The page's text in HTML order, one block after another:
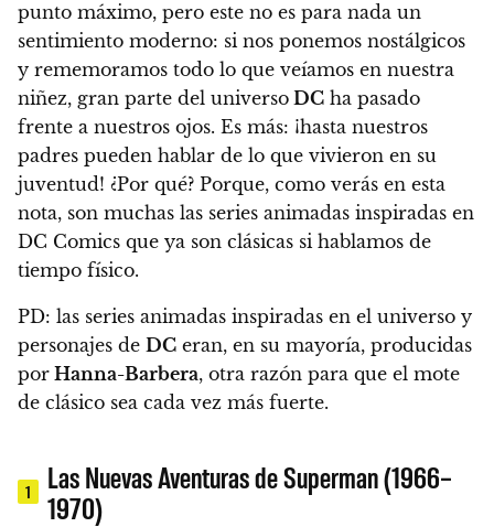
punto máximo, pero este no es para nada un
sentimiento moderno: si nos ponemos nostálgicos
y rememoramos todo lo que veíamos en nuestra
niñez, gran parte del universo DC ha pasado
frente a nuestros ojos. Es más: ¡hasta nuestros
padres pueden hablar de lo que vivieron en su
juventud! ¿Por qué? Porque, como verás en esta
nota, son muchas las series animadas inspiradas en
DC Comics que ya son clásicas si hablamos de
tiempo físico.
PD: las series animadas inspiradas en el universo y
personajes de DC eran, en su mayoría, producidas
por Hanna-Barbera, otra razón para que el mote
de clásico sea cada vez más fuerte.
1
Las Nuevas Aventuras de Superman (1966–
1970)